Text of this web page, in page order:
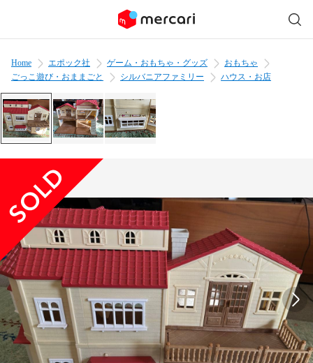
Home エポック社 ゲーム・おもちゃ・グッズ
おもちゃ
ごっこ遊び・おままごと
シルバニアファミリー ハウス・お店